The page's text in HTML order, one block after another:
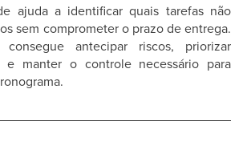
ajuda a identificar quais tarefas não
sem comprometer o prazo de entrega.
antecipar riscos, priorizar
e manter o controle necessário para